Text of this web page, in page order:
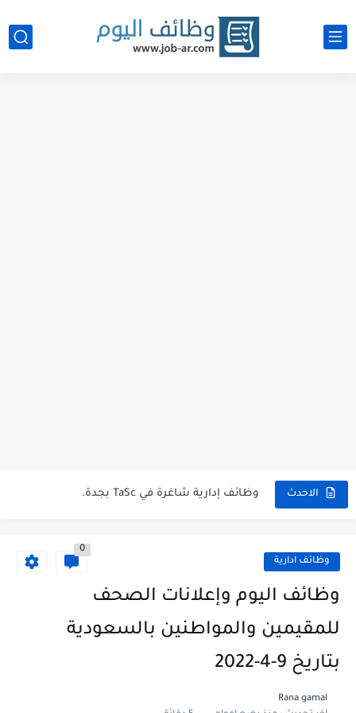
الاحدث
فرص عمل و تدريب للخريجين في بوبا العربية. وظائف ادارية
0
وظائف اليوم وإعلانات الصحف
للمقيمين والمواطنين بالسعودية
بتاريخ 9-4-2022
Rana gamal